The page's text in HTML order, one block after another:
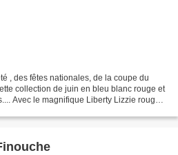
, des fêtes nationales, de la coupe du
collection de juin en bleu blanc rouge et
Avec le magnifique Liberty Lizzie rouge